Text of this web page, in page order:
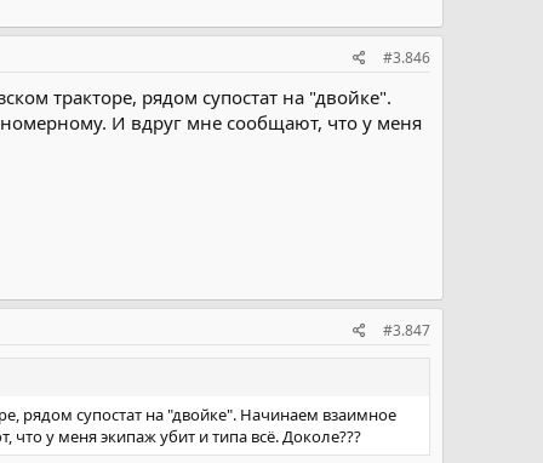
#3.846
тракторе, рядом супостат на "двойке".
И вдруг мне сообщают, что у меня
#3.847
рядом супостат на "двойке". Начинаем взаимное
у меня экипаж убит и типа всё. Доколе???